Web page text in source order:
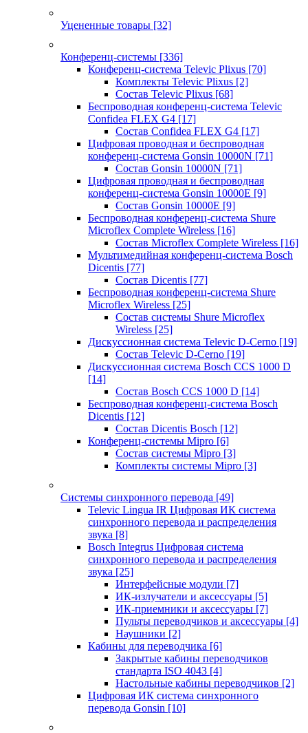
Уцененные товары [32]
Конференц-системы [336]
Конференц-система Televic Plixus [70]
Комплекты Televic Plixus [2]
Состав Televic Plixus [68]
Беспроводная конференц-система Televic
Confidea FLEX G4 [17]
Состав Confidea FLEX G4 [17]
Цифровая проводная и беспроводная
конференц-система Gonsin 10000N [71]
Состав Gonsin 10000N [71]
Цифровая проводная и беспроводная
конференц-система Gonsin 10000E [9]
Состав Gonsin 10000E [9]
Беспроводная конференц-система Shure
Microflex Complete Wireless [16]
Состав Microflex Complete Wireless [16]
Мультимедийная конференц-система Bosch
Dicentis [77]
Состав Dicentis [77]
Беспроводная конференц-система Shure
Microflex Wireless [25]
Состав системы Shure Microflex
Wireless [25]
Дискуссионная система Televic D-Cerno [19]
Состав Televic D-Cerno [19]
Дискуссионная система Bosch CCS 1000 D
[14]
Состав Bosch CCS 1000 D [14]
Беспроводная конференц-система Bosch
Dicentis [12]
Состав Dicentis Bosch [12]
Конференц-системы Mipro [6]
Состав системы Mipro [3]
Комплекты системы Mipro [3]
Системы синхронного перевода [49]
Televic Lingua IR Цифровая ИК система
синхронного перевода и распределения
звука [8]
Bosch Integrus Цифровая система
синхронного перевода и распределения
звука [25]
Интерфейсные модули [7]
ИК-излучатели и аксессуары [5]
ИК-приемники и аксессуары [7]
Пульты переводчиков и аксессуары [4]
Наушники [2]
Кабины для переводчика [6]
Закрытые кабины переводчиков
стандарта ISO 4043 [4]
Настольные кабины переводчиков [2]
Цифровая ИК система синхронного
перевода Gonsin [10]